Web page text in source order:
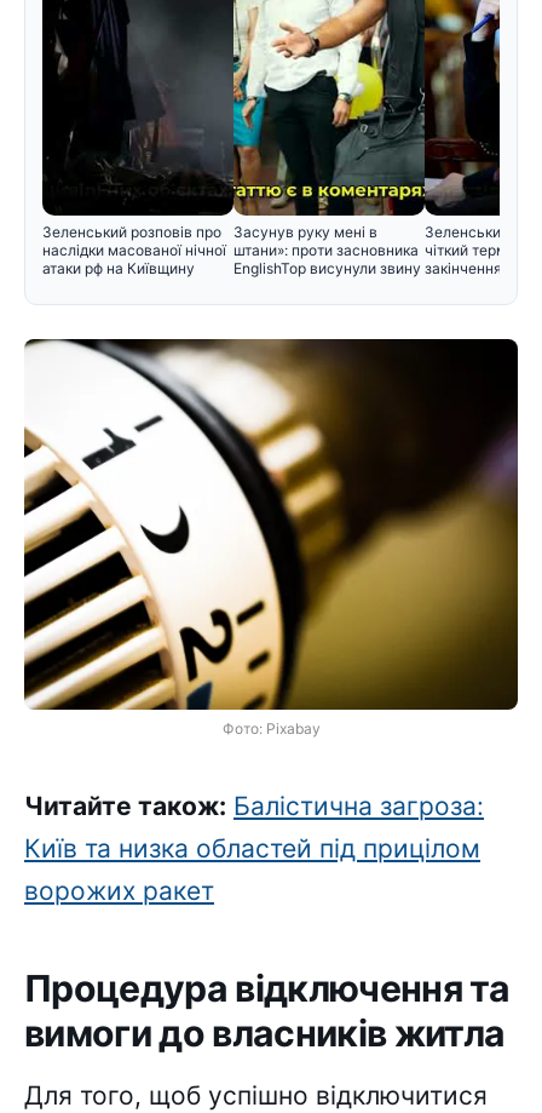
Зеленський розповів про
наслідки масованої нічної
атаки рф на Київщину
Засунув руку мені в
штани»: проти засновника
EnglishTop висунули звину
Зеленський
чіткий термін
закінчення війни
Фото: Pixabay
Читайте також: Балістична загроза:
Київ та низка областей під прицілом
ворожих ракет
Процедура відключення та
вимоги до власників житла
Для того, щоб успішно відключитися